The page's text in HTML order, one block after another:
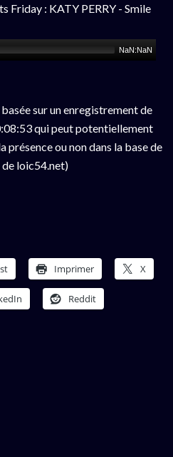
Friday : KATY PERRY - Smile
NaN:NaN
sur un enregistrement de
qui peut potentiellement
présence ou non dans la base de
de loic54.net)
Imprimer X
Reddit